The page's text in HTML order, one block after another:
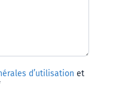
d’utilisation et